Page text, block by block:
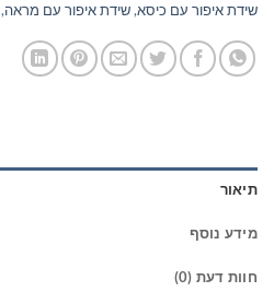
שידת איפור עם כיסא,שידת איפור עם מראה,
תיאור
מידע נוסף
חוות דעת (0)